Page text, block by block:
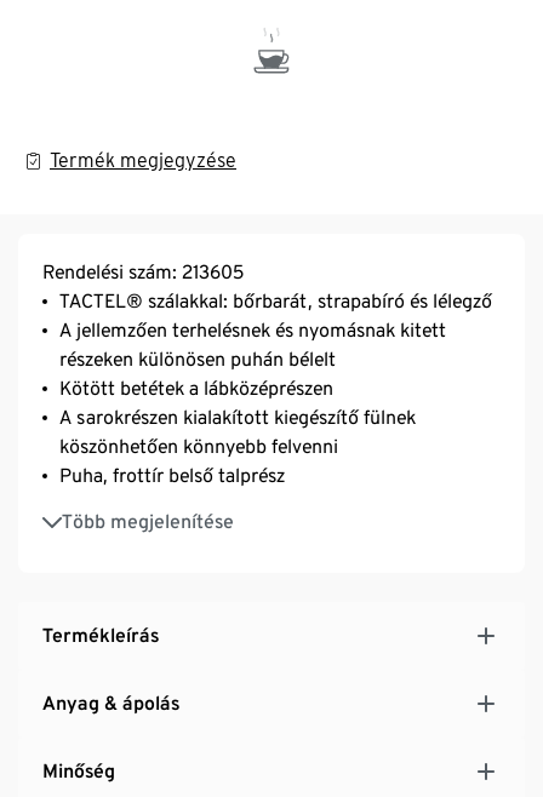
Termék megjegyzése
Rendelési szám: 213605
TACTEL® szálakkal: bőrbarát, strapabíró és lélegző
A jellemzően terhelésnek és nyomásnak kitett
részeken különösen puhán bélelt
Kötött betétek a lábközéprészen
A sarokrészen kialakított kiegészítő fülnek
köszönhetően könnyebb felvenni
Puha, frottír belső talprész
Több megjelenítése
Különösen lapos orrvarrás
Márkás elasztánnal: formatartó, tökéletesen áll,
Termékleírás
Anyag & ápolás
Minőség